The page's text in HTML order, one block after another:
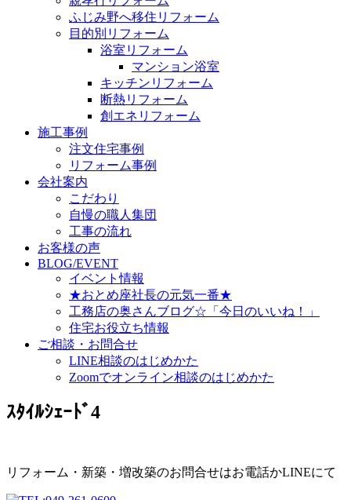
ふじみ野へ移住リフォーム
目的別リフォーム
浴室リフォーム
マンション浴室
キッチンリフォーム
断熱リフォーム
創エネリフォーム
施工事例
注文住宅事例
リフォーム事例
会社案内
こだわり
自慢の職人集団
工事の流れ
お客様の声
BLOG/EVENT
イベント情報
★おとめ座社長の元気一番★
工務店の奥さんブログ☆「今日のいいね！」
住宅お役立ち情報
ご相談・お問合せ
LINE相談のはじめかた
Zoomでオンライン相談のはじめかた
ｽﾀｲﾙｼｪｰﾄﾞ4
リフォーム・新築・増改築のお問合せはお電話かLINEにて